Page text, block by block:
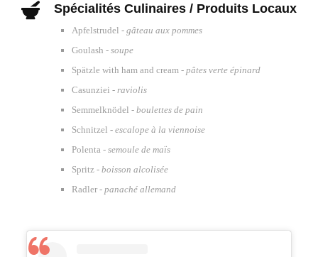
Spécialités Culinaires / Produits Locaux
Apfelstrudel - gâteau aux pommes
Goulash - soupe
Spätzle with ham and cream - pâtes verte épinard
Casunziei - raviolis
Semmelknödel - boulettes de pain
Schnitzel - escalope à la viennoise
Polenta - semoule de maïs
Spritz - boisson alcolisée
Radler - panaché allemand